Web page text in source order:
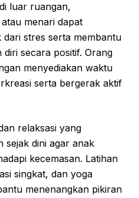
luar ruangan,
menari dapat
stres serta membantu
secara positif. Orang
menyediakan waktu
serta bergerak aktif
relaksasi yang
sejak dini agar anak
kecemasan. Latihan
singkat, dan yoga
menenangkan pikiran